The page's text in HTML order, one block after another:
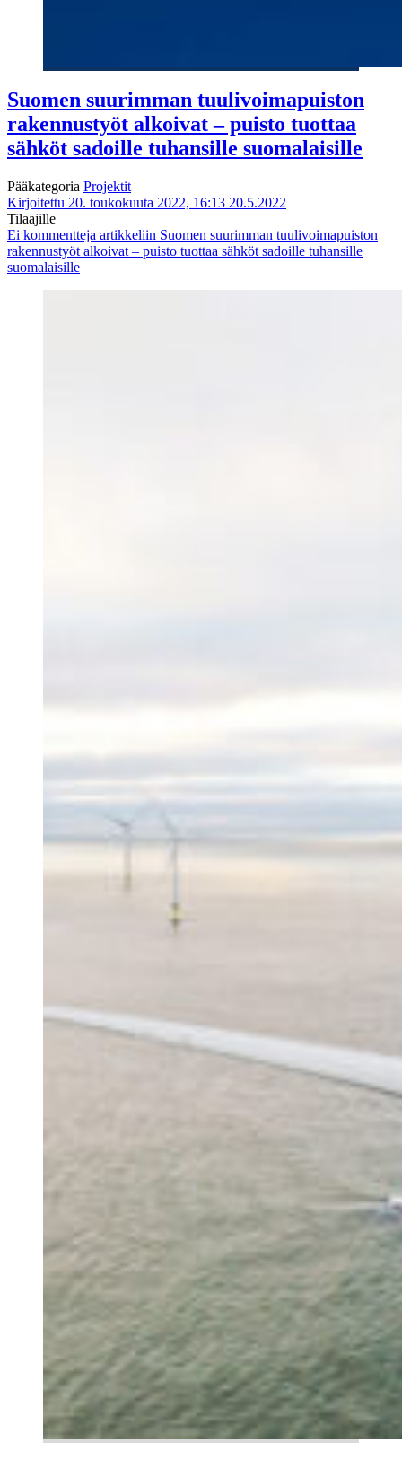
Suomen suurimman tuulivoima­puiston
rakennustyöt alkoivat – puisto tuottaa
sähköt sadoille tuhansille suomalaisille
Pääkategoria Projektit
Kirjoitettu 20. toukokuuta 2022, 16:13 20.5.2022
Tilaajille
Ei kommentteja artikkeliin Suomen suurimman tuulivoima­puiston
rakennustyöt alkoivat – puisto tuottaa sähköt sadoille tuhansille
suomalaisille